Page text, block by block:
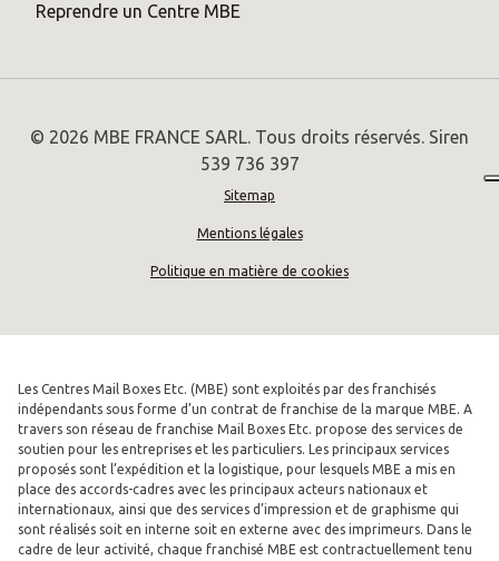
Reprendre un Centre MBE
© 2026 MBE FRANCE SARL. Tous droits réservés. Siren
539 736 397
Sitemap
Mentions légales
Politique en matière de cookies
Les Centres Mail Boxes Etc. (MBE) sont exploités par des franchisés
indépendants sous forme d’un contrat de franchise de la marque MBE. A
travers son réseau de franchise Mail Boxes Etc. propose des services de
soutien pour les entreprises et les particuliers. Les principaux services
proposés sont l’expédition et la logistique, pour lesquels MBE a mis en
place des accords-cadres avec les principaux acteurs nationaux et
internationaux, ainsi que des services d’impression et de graphisme qui
sont réalisés soit en interne soit en externe avec des imprimeurs. Dans le
cadre de leur activité, chaque franchisé MBE est contractuellement tenu